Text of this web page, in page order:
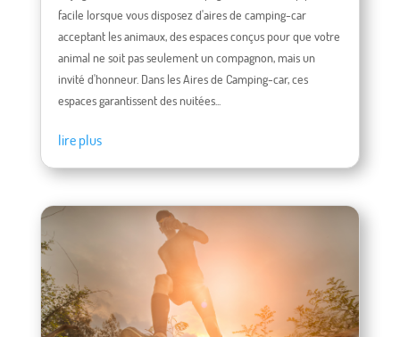
facile lorsque vous disposez d'aires de camping-car
acceptant les animaux, des espaces conçus pour que votre
animal ne soit pas seulement un compagnon, mais un
invité d'honneur. Dans les Aires de Camping-car, ces
espaces garantissent des nuitées...
lire plus